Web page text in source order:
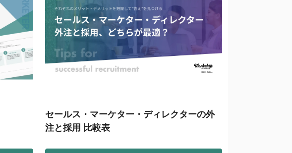
セールス・マーケター・ディレクターの外
注と採用 比較表